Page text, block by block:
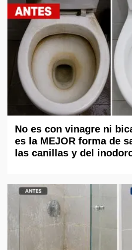
No es con vinagre ni
es la MEJOR forma de
las canillas y del